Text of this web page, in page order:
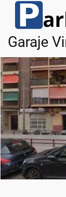
Garaje